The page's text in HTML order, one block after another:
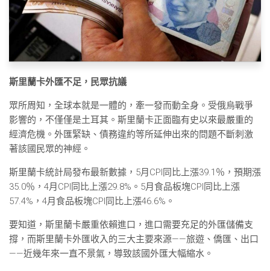
斯里蘭卡外匯不足，民眾抗議
眾所周知，全球本就是一體的，牽一發而動全身。受俄烏戰爭
影響的，不僅僅是土耳其。斯里蘭卡正面臨有史以來最嚴重的
經濟危機。外匯緊缺、債務違約等所延伸出來的問題不斷刺激
著該國民眾的神經。
斯里蘭卡統計局發布最新數據，5月CPI同比上漲39.1％，預期漲
35.0％，4月CPI同比上漲29.8%。5月食品板塊CPI同比上漲
57.4%，4月食品板塊CPI同比上漲46.6%。
要知道，斯里蘭卡嚴重依賴進口，進口需要充足的外匯儲備支
撐，而斯里蘭卡外匯收入的三大主要來源——旅遊、僑匯、出口
——近幾年來一直不景氣，導致該國外匯大幅縮水。